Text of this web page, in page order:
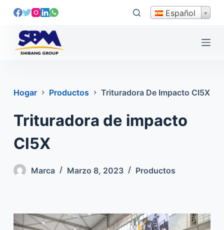
s
n
Español
Hogar Productos Trituradora De Impacto CI5X
Trituradora de impacto
CI5X
Marca Marzo 8, 2023 Productos